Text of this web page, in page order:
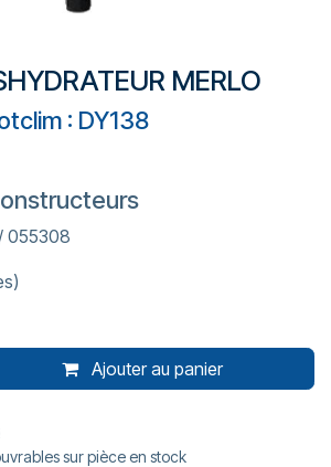
MERLO
: DY138
055308
Ajouter au panier
sur pièce en stock